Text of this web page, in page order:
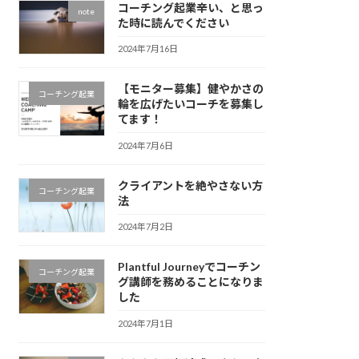
note
コーチング起業辛い、と思っ
た時に読んでください
2024年7月16日
コーチング起業
【モニター募集】健やかさの
輪を広げたいコーチを募集し
てます！
2024年7月6日
コーチング起業
クライアントを絶やさない方
法
2024年7月2日
コーチング起業
Plantful Journeyでコーチン
グ講師を務めることになりま
した
2024年7月1日